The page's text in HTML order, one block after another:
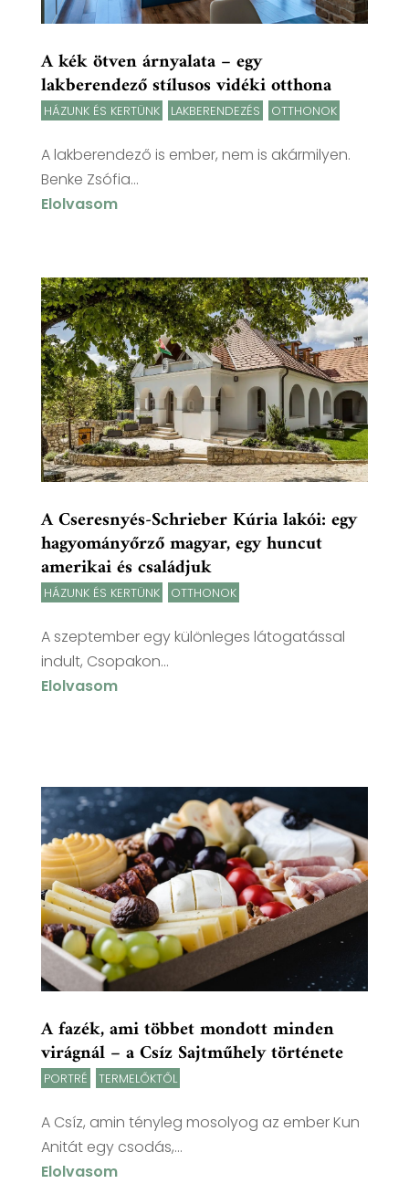
A kék ötven árnyalata – egy
lakberendező stílusos vidéki otthona
HÁZUNK ÉS KERTÜNK LAKBERENDEZÉS OTTHONOK
A lakberendező is ember, nem is akármilyen.
Benke Zsófia...
Elolvasom
A Cseresnyés-Schrieber Kúria lakói: egy
hagyományőrző magyar, egy huncut
amerikai és családjuk
HÁZUNK ÉS KERTÜNK OTTHONOK
A szeptember egy különleges látogatással
indult, Csopakon...
Elolvasom
A fazék, ami többet mondott minden
virágnál – a Csíz Sajtműhely története
PORTRÉ TERMELŐKTŐL
A Csíz, amin tényleg mosolyog az ember Kun
Anitát egy csodás,...
Elolvasom